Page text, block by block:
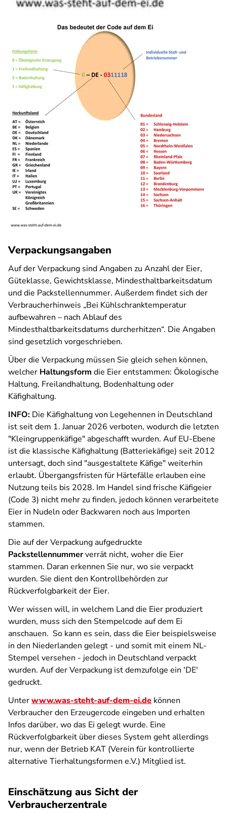
Verpackungsangaben
Auf der Verpackung sind Angaben zu Anzahl der Eier,
Güteklasse, Gewichtsklasse, Mindesthaltbarkeitsdatum
und die Packstellennummer. Außerdem findet sich der
Verbraucherhinweis „Bei Kühlschranktemperatur
aufbewahren – nach Ablauf des
Mindesthaltbarkeitsdatums durcherhitzen“. Die Angaben
sind gesetzlich vorgeschrieben.
Über die Verpackung müssen Sie gleich sehen können,
welcher Haltungsform die Eier entstammen: Ökologische
Haltung, Freilandhaltung, Bodenhaltung oder
Käfighaltung.
INFO: Die Käfighaltung von Legehennen in Deutschland
ist seit dem 1. Januar 2026 verboten, wodurch die letzten
"Kleingruppenkäfige" abgeschafft wurden. Auf EU-Ebene
ist die klassische Käfighaltung (Batteriekäfige) seit 2012
untersagt, doch sind "ausgestaltete Käfige" weiterhin
erlaubt. Übergangsfristen für Härtefälle erlauben eine
Nutzung teils bis 2028. Im Handel sind frische Käfigeier
(Code 3) nicht mehr zu finden, jedoch können verarbeitete
Eier in Nudeln oder Backwaren noch aus Importen
stammen.
Die auf der Verpackung aufgedruckte
Packstellennummerverrät nicht, woher die Eier
stammen. Daran erkennen Sie nur, wo sie verpackt
wurden. Sie dient den Kontrollbehörden zur
Rückverfolgbarkeit der Eier.
Wer wissen will, in welchem Land die Eier produziert
wurden, muss sich den Stempelcode auf dem Ei
anschauen. So kann es sein, dass die Eier beispielsweise
in den Niederlanden gelegt - und somit mit einem NL-
Stempel versehen - jedoch in Deutschland verpackt
wurden. Auf der Verpackung ist demzufolge ein 'DE'
gedruckt.
Unterwww.was-steht-auf-dem-ei.de können
Verbraucher den Erzeugercode eingeben und erhalten
Infos darüber, wo das Ei gelegt wurde. Eine
Rückverfolgbarkeit über dieses System geht allerdings
nur, wenn der Betrieb KAT (Verein für kontrollierte
alternative Tierhaltungsformen e.V. ) Mitglied ist.
Einschätzung aus Sicht der
Verbraucherzentrale